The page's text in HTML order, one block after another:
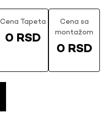
Cena Tapeta
0 RSD
Cena sa
montažom
0 RSD